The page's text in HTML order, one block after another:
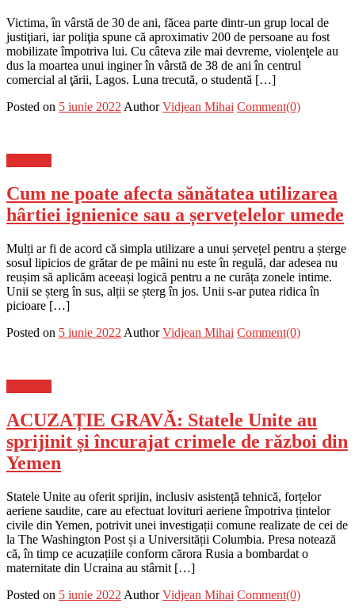
Victima, în vârstă de 30 de ani, făcea parte dintr-un grup local de
justiţiari, iar poliţia spune că aproximativ 200 de persoane au fost
mobilizate împotriva lui. Cu câteva zile mai devreme, violenţele au
dus la moartea unui inginer în vârstă de 38 de ani în centrul
comercial al ţării, Lagos. Luna trecută, o studentă […]
Posted on 5 iunie 2022 Author Vidjean Mihai Comment(0)
Cum ne poate afecta sănătatea utilizarea
hârtiei ignienice sau a șervețelelor umede
Mulți ar fi de acord că simpla utilizare a unui șervețel pentru a șterge
sosul lipicios de grătar de pe mâini nu este în regulă, dar adesea nu
reușim să aplicăm aceeași logică pentru a ne curăța zonele intime.
Unii se șterg în sus, alții se șterg în jos. Unii s-ar putea ridica în
picioare […]
Posted on 5 iunie 2022 Author Vidjean Mihai Comment(0)
ACUZAȚIE GRAVĂ: Statele Unite au
sprijinit și încurajat crimele de război din
Yemen
Statele Unite au oferit sprijin, inclusiv asistență tehnică, forțelor
aeriene saudite, care au efectuat lovituri aeriene împotriva țintelor
civile din Yemen, potrivit unei investigații comune realizate de cei de
la The Washington Post și a Universității Columbia. Presa notează
că, în timp ce acuzațiile conform cărora Rusia a bombardat o
maternitate din Ucraina au stârnit […]
Posted on 5 iunie 2022 Author Vidjean Mihai Comment(0)